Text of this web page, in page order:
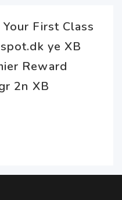
First Class
ye XB
Reward
2n XB